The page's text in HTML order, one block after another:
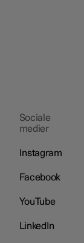
Sociale
medier
Instagram
Facebook
YouTube
LinkedIn